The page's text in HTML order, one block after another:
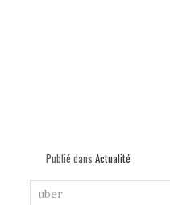
Publié dans Actualité
uber